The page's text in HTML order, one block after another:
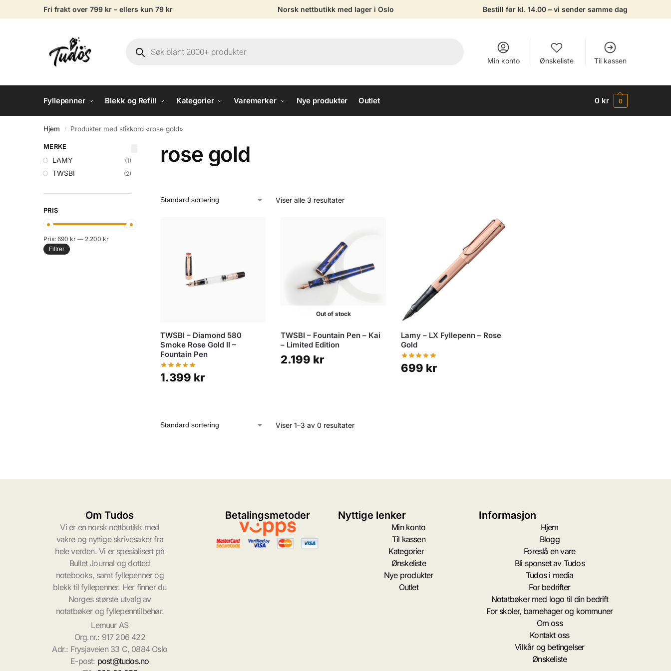
Fri frakt over 799 kr – ellers kun 79 kr Norsk nettbutikk med lager i Oslo Bestill før kl. 14.00 – vi sender samme dag
Min konto Ønskeliste Til kassen
Fyllepenner Blekk og Refill Kategorier Varemerker Nye produkter Outlet 0 kr 0
Hjem / Produkter med stikkord «rose gold»
rose gold
Viser alle 3 resultater
TWSBI – Diamond 580
Smoke Rose Gold II –
Fountain Pen
1.399 kr
Out of stock
TWSBI – Fountain Pen – Kai
– Limited Edition
2.199 kr
Lamy – LX Fyllepenn – Rose
Gold
699 kr
Viser 1–3 av 0 resultater
MERKE
LAMY (1)
TWSBI (2)
PRIS
Filtrer
Pris: 690 kr — 2.200 kr
Om Tudos
Vi er en norsk nettbutikk med
vakre og nyttige skrivesaker fra
hele verden. Vi er spesialisert på
Bullet Journal og dotted
notebooks, samt fyllepenner og
blekk til fyllepenner. Her finner du
Norges største utvalg av
notatbøker og fyllepenntilbehør.
Lemuur AS
Org.nr.: 917 206 422
Adr.: Frysjaveien 33 C, 0884 Oslo
E-post: post@tudos.no
Betalingsmetoder Nyttige lenker
Min konto
Til kassen
Kategorier
Ønskeliste
Nye produkter
Outlet
Informasjon
Hjem
Blogg
Foreslå en vare
Bli sponset av Tudos
Tudos i media
For bedrifter
Notatbøker med logo til din bedrift
For skoler, barnehager og kommuner
Om oss
Kontakt oss
Vilkår og betingelser
Ønskeliste